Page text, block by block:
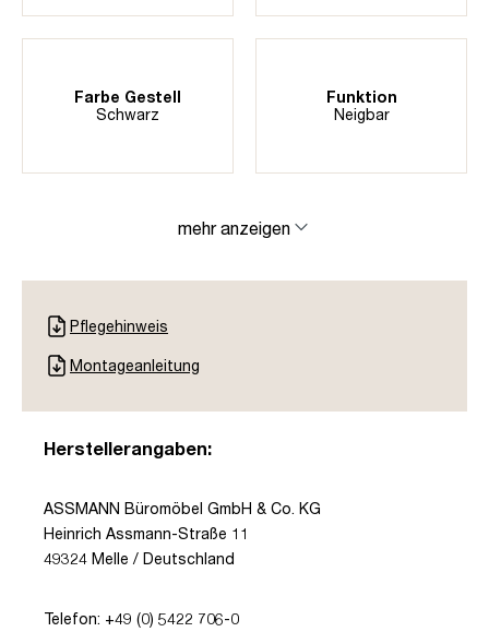
Farbe Gestell
Schwarz
Funktion
Neigbar
mehr anzeigen
Pflegehinweis
Montageanleitung
Herstellerangaben:
ASSMANN Büromöbel GmbH & Co. KG
Heinrich Assmann-Straße 11
49324 Melle / Deutschland
Telefon: +49 (0) 5422 706-0